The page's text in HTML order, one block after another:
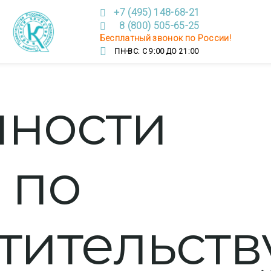
+7 (495) 148-68-21
8 (800) 505-65-25
Бесплатный звонок по России!
ПН-ВС: С 9:00 ДО 21:00
по